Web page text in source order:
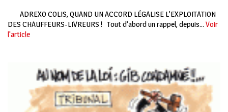
ADREXO COLIS, QUAND UN ACCORD LÉGALISE L’EXPLOITATION
DES CHAUFFEURS-LIVREURS ! Tout d’abord un rappel, depuis... Voir
l'article